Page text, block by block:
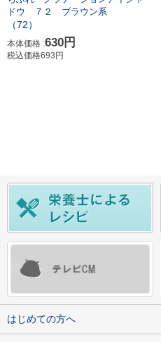
ドウ ７２ ブラウン系
（72）
本体価格 :630円
税込価格693円
はじめての方へ